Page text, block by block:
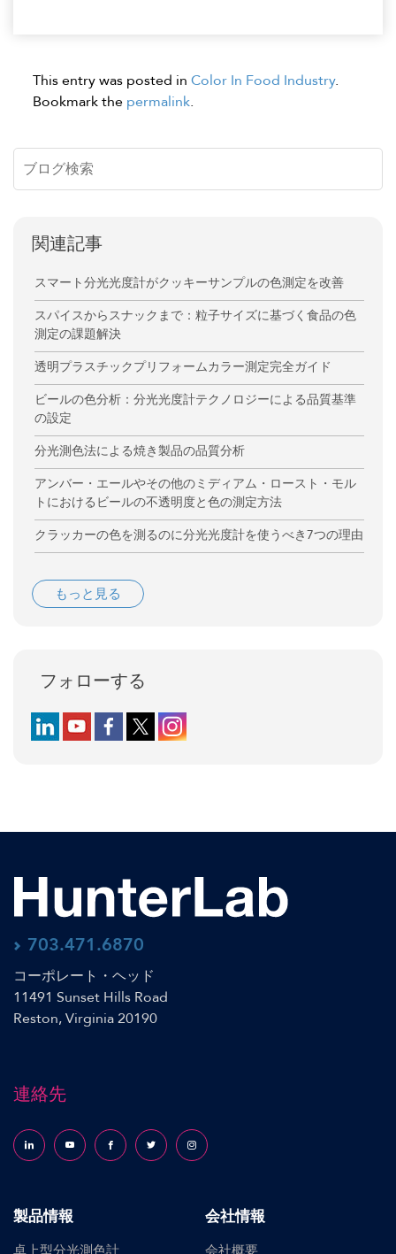
This entry was posted in Color In Food Industry.
Bookmark the permalink.
関連記事
スマート分光光度計がクッキーサンプルの色測定を改善
スパイスからスナックまで：粒子サイズに基づく食品の色
測定の課題解決
透明プラスチックプリフォームカラー測定完全ガイド
ビールの色分析：分光光度計テクノロジーによる品質基準
の設定
分光測色法による焼き製品の品質分析
アンバー・エールやその他のミディアム・ロースト・モル
トにおけるビールの不透明度と色の測定方法
クラッカーの色を測るのに分光光度計を使うべき7つの理由
もっと見る
フォローする
Follow us on LinkedIn
Follow us on YouTube
Follow us on Facebook
Follow us on X (formerly Twitter)
Follow us on Instagram
703.471.6870
コーポレート・ヘッド
11491 Sunset Hills Road
Reston, Virginia 20190
連絡先
Follow us on LinkedInFollow us on YouTubeFollow us on Facebook
Follow us on X (formerly Twitter)
Follow us on Instagram
製品情報 会社情報